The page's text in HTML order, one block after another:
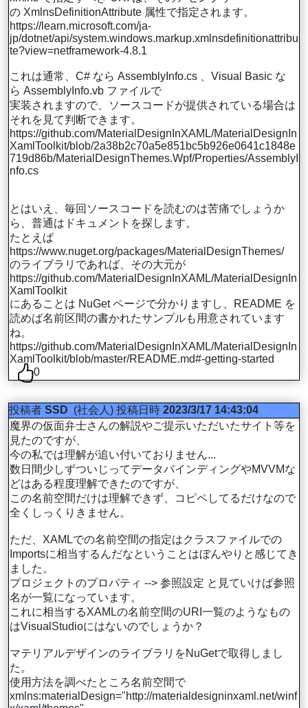
の XmlnsDefinitionAttribute 属性で指定されます。
https://learn.microsoft.com/ja-
jp/dotnet/api/system.windows.markup.xmlnsdefinitionattribu
te?view=netframework-4.8.1
これは通常、C# なら AssemblyInfo.cs 、Visual Basic な
ら AssemblyInfo.vb ファイルで
実装されますので、ソースコードが提供されている場合は
それを見て判断できます。
https://github.com/MaterialDesignInXAML/MaterialDesignIn
XamlToolkit/blob/2a38b2c70a5e851bc5b926e0641c1848e
719d86b/MaterialDesignThemes.Wpf/Properties/AssemblyI
nfo.cs
とはいえ、毎回ソースコードを読むのは苦痛でしょうか
ら、普通はドキュメントを探します。
たとえば
https://www.nuget.org/packages/MaterialDesignThemes/
のライブラリであれば、その大元が
https://github.com/MaterialDesignInXAML/MaterialDesignIn
XamlToolkit
にあることは NuGet ページで分かりますし、README を
読めば名前区間の書かれたサンプルも用意されています
ね。
https://github.com/MaterialDesignInXAML/MaterialDesignIn
XamlToolkit/blob/master/README.md#-getting-started
0
投稿者 SSD (社会人) 投稿日時 2023/3/17 14:43:04
魔界の仮面弁士さんの解説やご提示いただいたサイト等を
見たのですが、
今の私では理解が追い付いておりません...
数日間少しずついじってデータバインディングやMVVMな
どはある程度理解できたのですが、
この名前空間だけは理解できず、コピペしてるだけなので
全くしっくりきません。
ただ、XAMLでの名前空間の指定はクラスファイルでの
Importsに相当するんだなということはぼんやりと感じてき
ました。
プロジェクトのプロパティ --> 参照設定 と見ていけば参照
名が一覧になっています。
これに相当するXAMLの名前空間のURI一覧のようなもの
はVisualStudioにはないのでしょうか？
マテリアルデザインのライブラリをNuGetで取得しまし
た。
使用方法を調べたところ名前空間で
xmlns:materialDesign="http://materialdesigninxaml.net/winf